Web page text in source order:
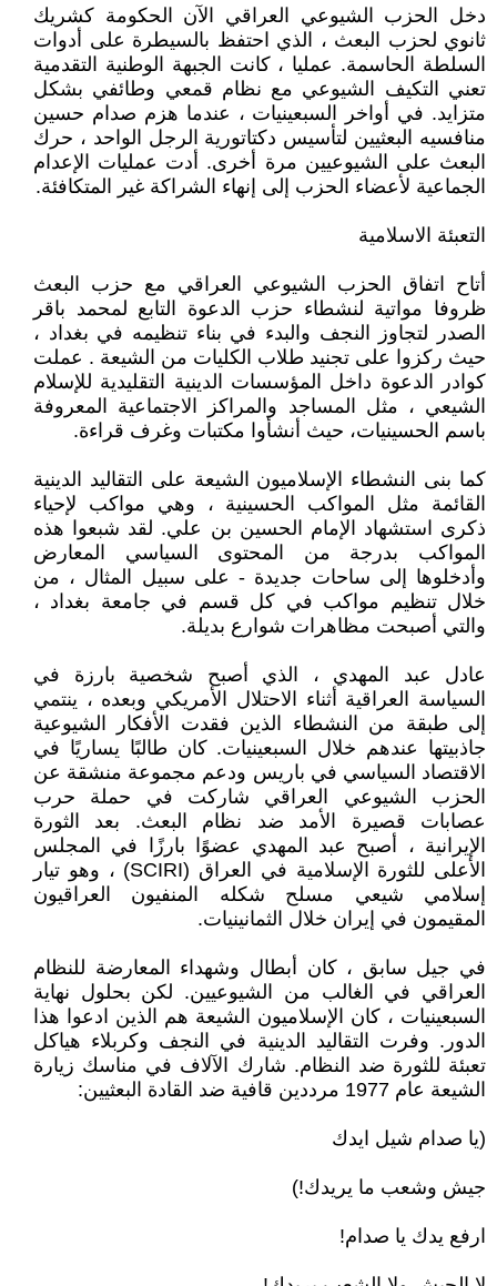
دخل الحزب الشيوعي العراقي الآن الحكومة كشريك
ثانوي لحزب البعث ، الذي احتفظ بالسيطرة على أدوات
السلطة الحاسمة. عمليا ، كانت الجبهة الوطنية التقدمية
تعني التكيف الشيوعي مع نظام قمعي وطائفي بشكل
متزايد. في أواخر السبعينيات ، عندما هزم صدام حسين
منافسيه البعثيين لتأسيس دكتاتورية الرجل الواحد ، حرك
البعث على الشيوعيين مرة أخرى. أدت عمليات الإعدام
الجماعية لأعضاء الحزب إلى إنهاء الشراكة غير المتكافئة.
التعبئة الاسلامية
أتاح اتفاق الحزب الشيوعي العراقي مع حزب البعث
ظروفا مواتية لنشطاء حزب الدعوة التابع لمحمد باقر
الصدر لتجاوز النجف والبدء في بناء تنظيمه في بغداد ،
حيث ركزوا على تجنيد طلاب الكليات من الشيعة . عملت
كوادر الدعوة داخل المؤسسات الدينية التقليدية للإسلام
الشيعي ، مثل المساجد والمراكز الاجتماعية المعروفة
باسم الحسينيات، حيث أنشأوا مكتبات وغرف قراءة.
كما بنى النشطاء الإسلاميون الشيعة على التقاليد الدينية
القائمة مثل المواكب الحسينية ، وهي مواكب لإحياء
ذكرى استشهاد الإمام الحسين بن علي. لقد شبعوا هذه
المواكب بدرجة من المحتوى السياسي المعارض
وأدخلوها إلى ساحات جديدة - على سبيل المثال ، من
خلال تنظيم مواكب في كل قسم في جامعة بغداد ،
والتي أصبحت مظاهرات شوارع بديلة.
عادل عبد المهدي ، الذي أصبح شخصية بارزة في
السياسة العراقية أثناء الاحتلال الأمريكي وبعده ، ينتمي
إلى طبقة من النشطاء الذين فقدت الأفكار الشيوعية
جاذبيتها عندهم خلال السبعينيات. كان طالبًا يساريًا في
الاقتصاد السياسي في باريس ودعم مجموعة منشقة عن
الحزب الشيوعي العراقي شاركت في حملة حرب
عصابات قصيرة الأمد ضد نظام البعث. بعد الثورة
الإيرانية ، أصبح عبد المهدي عضوًا بارزًا في المجلس
الأعلى للثورة الإسلامية في العراق (SCIRI) ، وهو تيار
إسلامي شيعي مسلح شكله المنفيون العراقيون
المقيمون في إيران خلال الثمانينيات.
في جيل سابق ، كان أبطال وشهداء المعارضة للنظام
العراقي في الغالب من الشيوعيين. لكن بحلول نهاية
السبعينيات ، كان الإسلاميون الشيعة هم الذين ادعوا هذا
الدور. وفرت التقاليد الدينية في النجف وكربلاء هياكل
تعبئة للثورة ضد النظام. شارك الآلاف في مناسك زيارة
الشيعة عام 1977 مرددين قافية ضد القادة البعثيين:
(يا صدام شيل ايدك
جيش وشعب ما يريدك!)
ارفع يدك يا صدام!